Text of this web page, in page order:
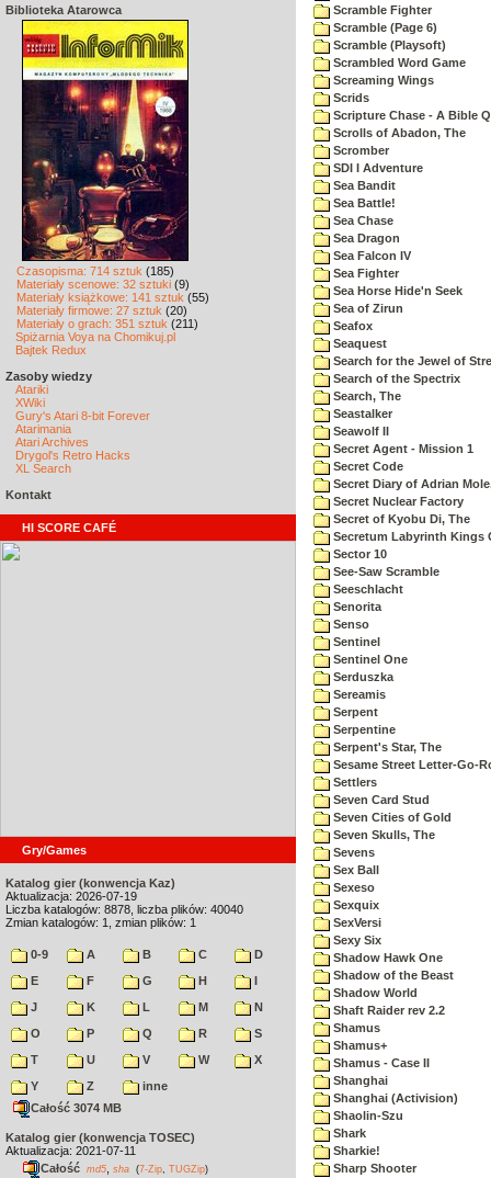
Biblioteka Atarowca
Czasopisma: 714 sztuk (185)
Materiały scenowe: 32 sztuki (9)
Materiały książkowe: 141 sztuk (55)
Materiały firmowe: 27 sztuk (20)
Materiały o grach: 351 sztuk (211)
Spiżarnia Voya na Chomikuj.pl
Bajtek Redux
Zasoby wiedzy
Atariki
XWiki
Gury's Atari 8-bit Forever
Atarimania
Atari Archives
Drygol's Retro Hacks
XL Search
Kontakt
HI SCORE CAFÉ
Gry/Games
Katalog gier (konwencja Kaz)
Aktualizacja: 2026-07-19
Liczba katalogów: 8878, liczba plików: 40040
Zmian katalogów: 1, zmian plików: 1
0-9 A B C
D
E
F G H
I
J
K L M
N
O
P Q R
S
T
U V W
X
Y
Z
inne
Całość 3074 MB
Katalog gier (konwencja TOSEC)
Aktualizacja: 2021-07-11
Całość md5 sha (7-Zip TUGZip)
Scramble Fighter
Scramble (Page 6)
Scramble (Playsoft)
Scrambled Word Game
Screaming Wings
Scrids
Scripture Chase - A Bible
Scrolls of Abadon, The
Scromber
SDI I Adventure
Sea Bandit
Sea Battle!
Sea Chase
Sea Dragon
Sea Falcon IV
Sea Fighter
Sea Horse Hide'n Seek
Sea of Zirun
Seafox
Seaquest
Search for the Jewel of
Search of the Spectrix
Search, The
Seastalker
Seawolf II
Secret Agent - Mission 1
Secret Code
Secret Diary of Adrian
Secret Nuclear Factory
Secret of Kyobu Di, The
Secretum Labyrinth Kings
Sector 10
See-Saw Scramble
Seeschlacht
Senorita
Senso
Sentinel
Sentinel One
Serduszka
Sereamis
Serpent
Serpentine
Serpent's Star, The
Sesame Street Letter-Go-
Settlers
Seven Card Stud
Seven Cities of Gold
Seven Skulls, The
Sevens
Sex Ball
Sexeso
Sexquix
SexVersi
Sexy Six
Shadow Hawk One
Shadow of the Beast
Shadow World
Shaft Raider rev 2.2
Shamus
Shamus+
Shamus - Case II
Shanghai
Shanghai (Activision)
Shaolin-Szu
Shark
Sharkie!
Sharp Shooter